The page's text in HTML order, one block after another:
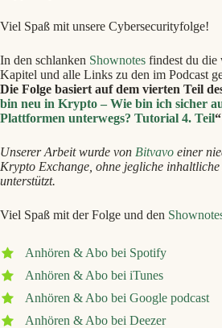
Viel Spaß mit unsere Cybersecurityfolge!
In den schlanken Shownotes findest du die
Kapitel und alle Links zu den im Podcast
Die Folge basiert auf dem vierten Teil
bin neu in Krypto – Wie bin ich sicher
Plattformen unterwegs? Tutorial 4. Teil“
Unserer Arbeit wurde von Bitvavo einer
Krypto Exchange, ohne jegliche
unterstützt.
Viel Spaß mit der Folge und den
Anhören & Abo bei Spotify
Anhören & Abo bei iTunes
Anhören & Abo bei Google podcast
Anhören & Abo bei Deezer